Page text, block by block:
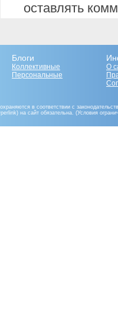
оставлять
Блоги
Коллективные
Персональные
О
в соответствии с
на сайт обязательна. (Условия